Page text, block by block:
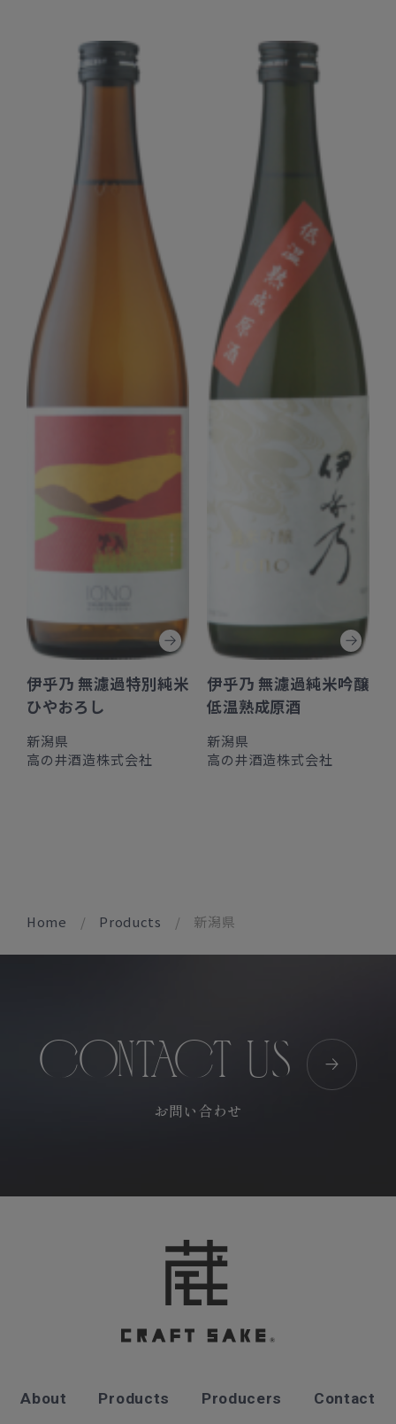
伊乎乃 無濾過特別純米
ひやおろし
新潟県
高の井酒造株式会社
伊乎乃 無濾過純米吟醸
低温熟成原酒
新潟県
高の井酒造株式会社
Home Products 新潟県
CONTACT US
お問い合わせ
About Products Producers Contact